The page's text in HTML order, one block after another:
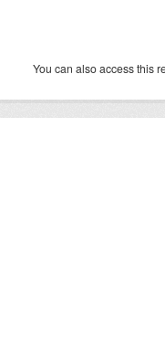
You can also access this